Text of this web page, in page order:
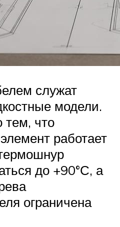
служат
модели.
тем, что
работает
до +90°С, а
ограничена